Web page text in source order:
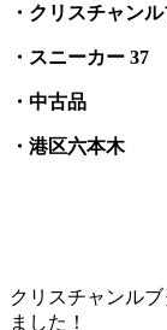
・クリスチャン
・スニーカー 37
・中古品
・港区六本木
クリスチャンル
ました！